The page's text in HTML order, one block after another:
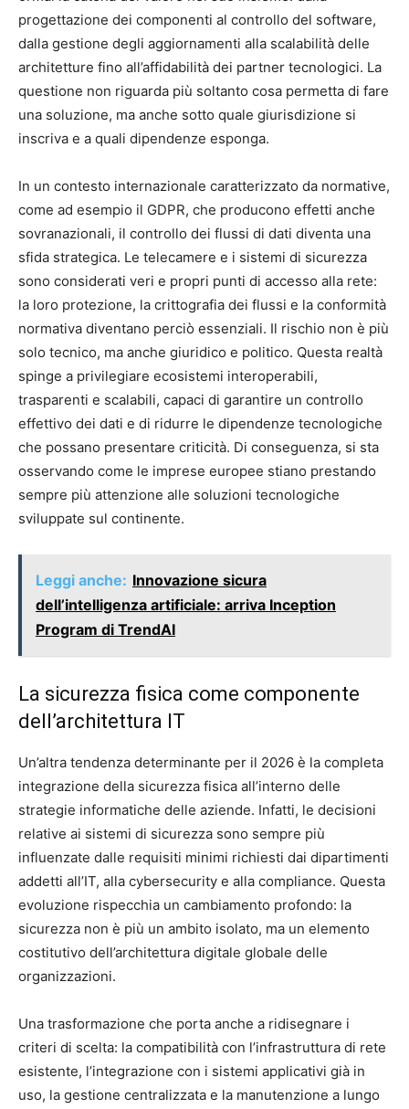
progettazione dei componenti al controllo del software,
dalla gestione degli aggiornamenti alla scalabilità delle
architetture fino all’affidabilità dei partner tecnologici. La
questione non riguarda più soltanto cosa permetta di fare
una soluzione, ma anche sotto quale giurisdizione si
inscriva e a quali dipendenze esponga.
In un contesto internazionale caratterizzato da normative,
come ad esempio il GDPR, che producono effetti anche
sovranazionali, il controllo dei flussi di dati diventa una
sfida strategica. Le telecamere e i sistemi di sicurezza
sono considerati veri e propri punti di accesso alla rete:
la loro protezione, la crittografia dei flussi e la conformità
normativa diventano perciò essenziali. Il rischio non è più
solo tecnico, ma anche giuridico e politico. Questa realtà
spinge a privilegiare ecosistemi interoperabili,
trasparenti e scalabili, capaci di garantire un controllo
effettivo dei dati e di ridurre le dipendenze tecnologiche
che possano presentare criticità. Di conseguenza, si sta
osservando come le imprese europee stiano prestando
sempre più attenzione alle soluzioni tecnologiche
sviluppate sul continente.
Leggi anche: Innovazione sicura
dell’intelligenza artificiale: arriva Inception
Program di TrendAI
La sicurezza fisica come componente
dell’architettura IT
Un’altra tendenza determinante per il 2026 è la completa
integrazione della sicurezza fisica all’interno delle
strategie informatiche delle aziende. Infatti, le decisioni
relative ai sistemi di sicurezza sono sempre più
influenzate dalle requisiti minimi richiesti dai dipartimenti
addetti all’IT, alla cybersecurity e alla compliance. Questa
evoluzione rispecchia un cambiamento profondo: la
sicurezza non è più un ambito isolato, ma un elemento
costitutivo dell’architettura digitale globale delle
organizzazioni.
Una trasformazione che porta anche a ridisegnare i
criteri di scelta: la compatibilità con l’infrastruttura di rete
esistente, l’integrazione con i sistemi applicativi già in
uso, la gestione centralizzata e la manutenzione a lungo